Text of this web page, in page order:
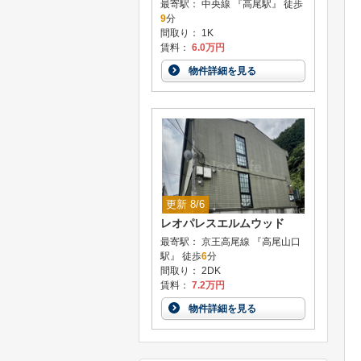
最寄駅： 中央線 『高尾駅』 徒歩
9分
間取り： 1K
賃料： 6.0万円
物件詳細を見る
更新 8/6
レオパレスエルムウッド
最寄駅： 京王高尾線 『高尾山口
駅』 徒歩6分
間取り： 2DK
賃料： 7.2万円
物件詳細を見る